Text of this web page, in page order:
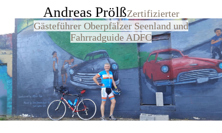
Andreas PrölßZertifizierter
Gästeführer Oberpfälzer Seenland und
Fahrradguide ADFC